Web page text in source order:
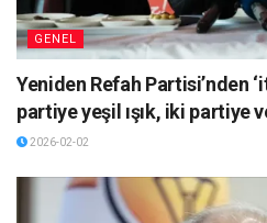
GENEL
Yeniden Refah Partisi’nden
partiye yeşil ışık, iki partiye
2026-02-02